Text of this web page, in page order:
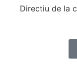
Directiu de la